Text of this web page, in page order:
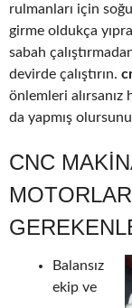
rulmanları için
girme oldukça
sabah
devirde çalıştırın.
önlemleri alırsanız
da yapmış
CNC
Balansız
ekip ve